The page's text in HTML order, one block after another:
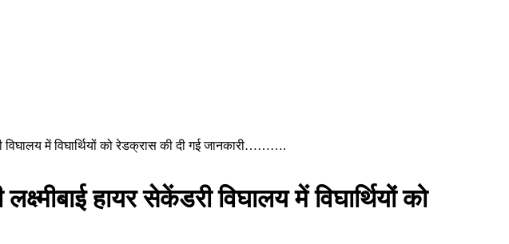
विघालय में विघार्थियों को रेडक्रास की दी गई जानकारी……….
हायर सेकेंडरी विघालय में विघार्थियों को